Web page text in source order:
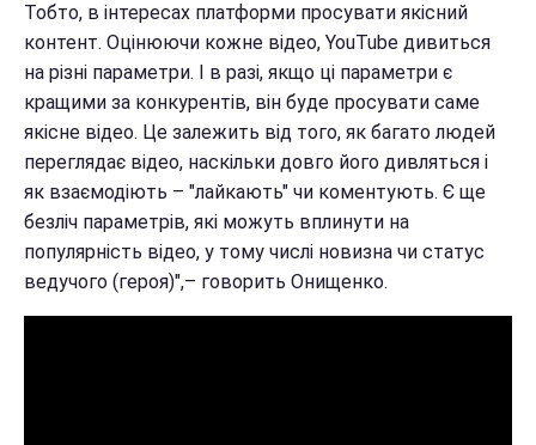
Тобто, в інтересах платформи просувати якісний
контент. Оцінюючи кожне відео, YouTube дивиться
на різні параметри. І в разі, якщо ці параметри є
кращими за конкурентів, він буде просувати саме
якісне відео. Це залежить від того, як багато людей
переглядає відео, наскільки довго його дивляться і
як взаємодіють – "лайкають" чи коментують. Є ще
безліч параметрів, які можуть вплинути на
популярність відео, у тому числі новизна чи статус
ведучого (героя)",– говорить Онищенко.